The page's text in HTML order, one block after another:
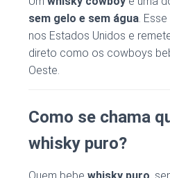
sem gelo e sem água.
nos Estados Unidos e
direto como os cowboys
Oeste.
Como se chama
whisky puro?